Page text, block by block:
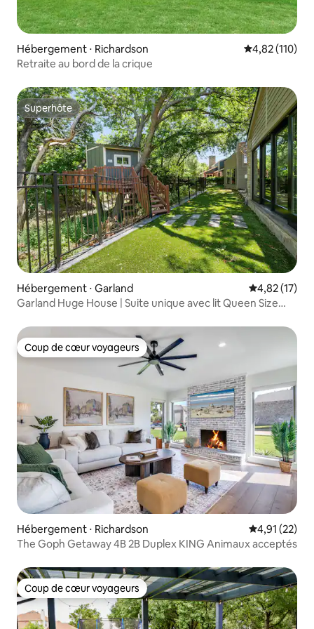
Hébergement ⋅ Richardson Évaluation
4,82 (110)
Retraite au bord de la crique
Superhôte
Superhôte
Hébergement ⋅ Garland Évaluation
4,82 (17)
Garland Huge House | Suite unique avec lit Queen Size
Coup de cœur voyageurs
Coup de cœur voyageurs
Hébergement ⋅ Richardson Évaluation
4,91 (22)
The Goph Getaway 4B 2B Duplex KING Animaux acceptés
Coup de cœur voyageurs
Coup de cœur voyageurs